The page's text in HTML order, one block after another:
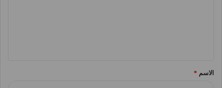
*الاسم *